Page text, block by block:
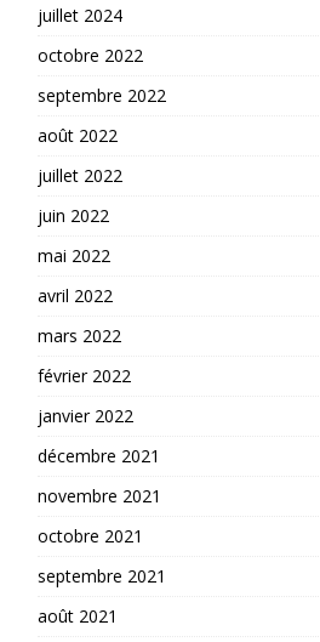
juillet 2024
octobre 2022
septembre 2022
août 2022
juillet 2022
juin 2022
mai 2022
avril 2022
mars 2022
février 2022
janvier 2022
décembre 2021
novembre 2021
octobre 2021
septembre 2021
août 2021